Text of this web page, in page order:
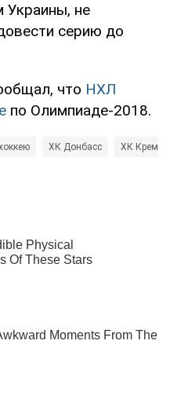
Украины, не
серию до
что НХЛ
по Олимпиаде-2018.
ХК Донбасс ХК